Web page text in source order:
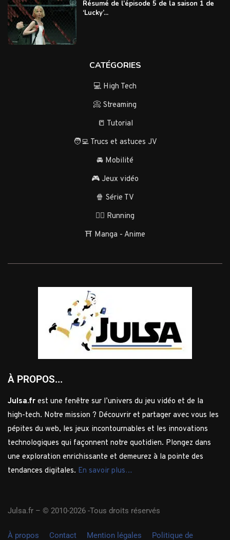
Résumé de l’épisode 5 de la saison 1 de
‘Lucky’...
CATÉGORIES
💻 High Tech
📀 Streaming
📒 Tutorial
🧑‍💻 Trucs et astuces JV
🚘 Mobilité
🎮 Jeux vidéo
🍿 Série TV
🏃‍♂️ Running
⛩️ Manga - Anime
À PROPOS...
Julsa.fr est une fenêtre sur l’univers du jeu vidéo et de la
high-tech. Notre mission ? Découvrir et partager avec vous les
pépites du web, les jeux incontournables et les innovations
technologiques qui façonnent notre quotidien. Plongez dans
une exploration enrichissante et demeurez à la pointe des
tendances digitales. En savoir plus…
Julsa.fr – © 2010-2026 -Tous droits réservés
À propos Contact Mention légales Politique de